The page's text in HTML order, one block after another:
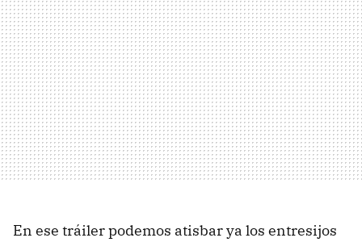
En ese tráiler podemos atisbar ya los entresijos